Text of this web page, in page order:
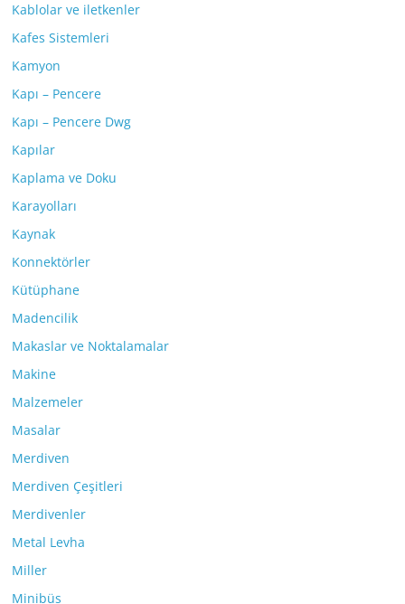
Kablolar ve iletkenler
Kafes Sistemleri
Kamyon
Kapı – Pencere
Kapı – Pencere Dwg
Kapılar
Kaplama ve Doku
Karayolları
Kaynak
Konnektörler
Kütüphane
Madencilik
Makaslar ve Noktalamalar
Makine
Malzemeler
Masalar
Merdiven
Merdiven Çeşitleri
Merdivenler
Metal Levha
Miller
Minibüs